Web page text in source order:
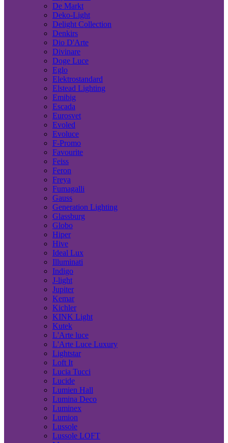
De Markt
Deko-Light
Delight Collection
Denkirs
Dio D'Arte
Divinare
Doge Luce
Eglo
Elektrostandard
Elstead Lighting
Emibig
Escada
Eurosvet
Evoled
Evoluce
F-Promo
Favourite
Feiss
Feron
Freya
Fumagalli
Gauss
Generation Lighting
Glassburg
Globo
Hiper
Hive
Ideal Lux
Illuminati
Indigo
J-light
Jupiter
Kemar
Kichler
KINK Light
Kutek
L'Arte luce
L'Arte Luce Luxury
Lightstar
Loft It
Lucia Tucci
Lucide
Lumien Hall
Lumina Deco
Luminex
Lumion
Lussole
Lussole LOFT